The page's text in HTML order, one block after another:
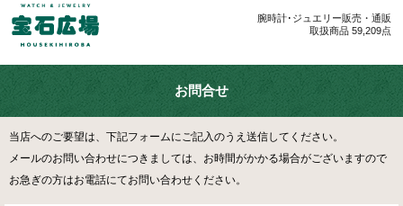
腕時計･ジュエリー販売・通販
取扱商品 59,209点
お問合せ
当店へのご要望は、下記フォームにご記入のうえ送信してください。
メールのお問い合わせにつきましては、お時間がかかる場合がございますので
お急ぎの方はお電話にてお問い合わせください。